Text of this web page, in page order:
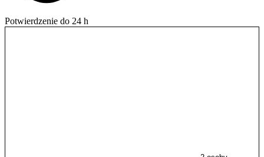
Potwierdzenie do 24 h